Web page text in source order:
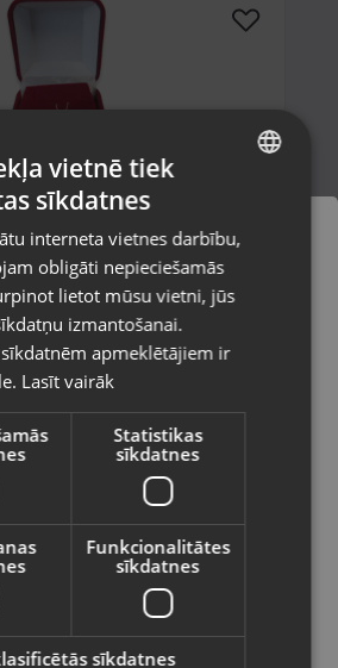
24 mēneši)
tiks piegādāti uz
būs attēlots izvēlētajā
Latvian
RUSSIAN
vietnē tiek
sīkdatnes
interneta vietnes darbību,
obligāti nepieciešamās
lietot mūsu vietni, jūs
izmantošanai.
apmeklētājiem ir
Lasīt vairāk
Statistikas
sīkdatnes
Funkcionalitātes
sīkdatnes
sīkdatnes